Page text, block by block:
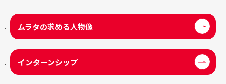
ムラタの求める人物像
インターンシップ